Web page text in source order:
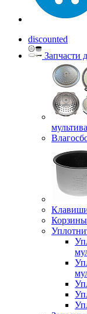
discounted
Запчасти
Корзины